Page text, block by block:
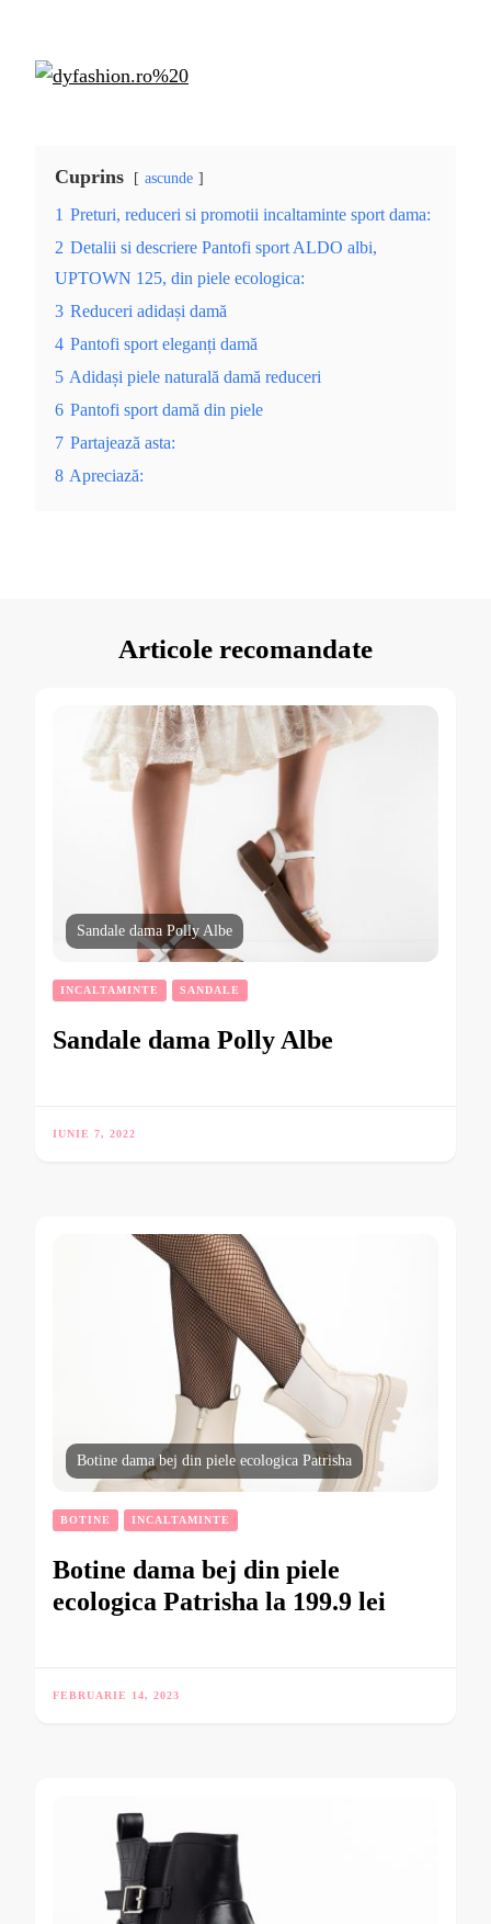
Cuprins ascunde
1 Preturi, reduceri si promotii incaltaminte sport dama:
2 Detalii si descriere Pantofi sport ALDO albi,
UPTOWN 125, din piele ecologica:
3 Reduceri adidași damă
4 Pantofi sport eleganți damă
5 Adidași piele naturală damă reduceri
6 Pantofi sport damă din piele
7 Partajează asta:
8 Apreciază:
Articole recomandate
Sandale dama Polly Albe
INCALTAMINTE SANDALE
Sandale dama Polly Albe
IUNIE 7, 2022
Botine dama bej din piele ecologica Patrisha
BOTINE INCALTAMINTE
Botine dama bej din piele
ecologica Patrisha la 199.9 lei
FEBRUARIE 14, 2023